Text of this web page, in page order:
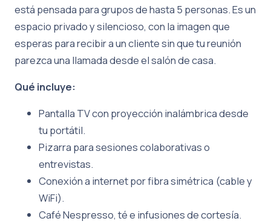
está pensada para grupos de hasta 5 personas. Es un
espacio privado y silencioso, con la imagen que
esperas para recibir a un cliente sin que tu reunión
parezca una llamada desde el salón de casa.
Qué incluye:
Pantalla TV con proyección inalámbrica desde
tu portátil.
Pizarra para sesiones colaborativas o
entrevistas.
Conexión a internet por fibra simétrica (cable y
WiFi).
Café Nespresso, té e infusiones de cortesía.